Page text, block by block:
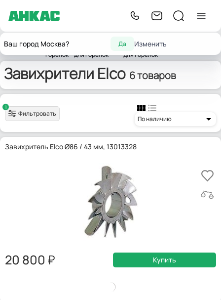
Ваш город Москва? Да Изменить
Главнаядля
горелок
комплектующих
для горелок
жаровых труб
для горелок
Завихрители Elco 6 товаров
1
Фильтровать
По наличию
Завихритель Elco Ø86 / 43 мм, 13013328
20 800 Купить